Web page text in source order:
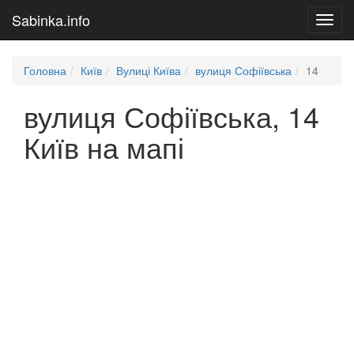
Sabinka.info
Головна Київ Вулиці Київа вулиця Софіївська 14
вулиця Софіївська, 14
Київ на мапі